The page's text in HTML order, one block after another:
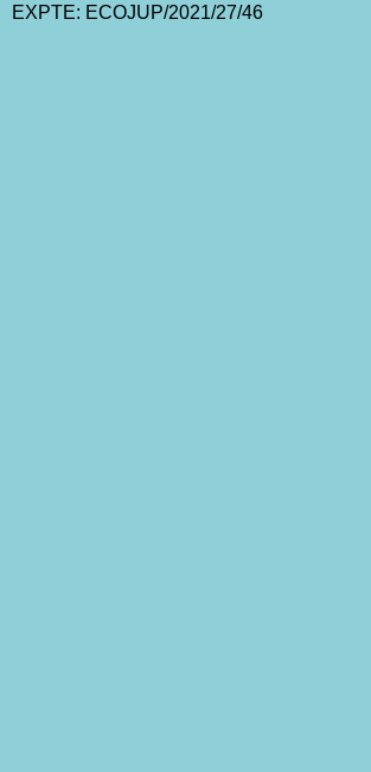
EXPTE: ECOJUP/2021/27/46